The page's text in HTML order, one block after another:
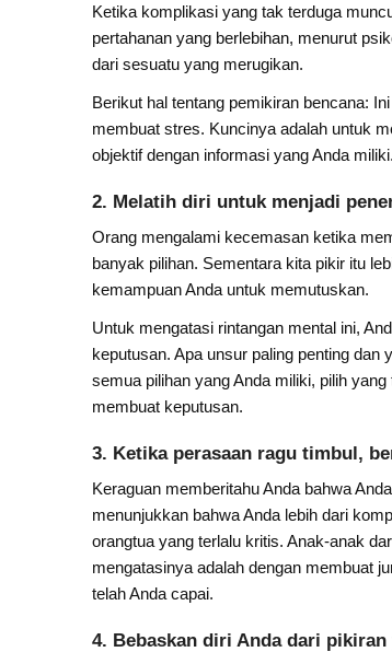
Ketika komplikasi yang tak terduga
pertahanan yang berlebihan, menurut
dari sesuatu yang merugikan.
Berikut hal tentang pemikiran bencana:
membuat stres. Kuncinya adalah untuk
objektif dengan informasi yang Anda
2. Melatih diri untuk menjadi
Orang mengalami kecemasan ketika
banyak pilihan. Sementara kita pikir itu
kemampuan Anda untuk memutuskan.
Untuk mengatasi rintangan mental ini,
keputusan. Apa unsur paling penting dan
semua pilihan yang Anda miliki, pilih
membuat keputusan.
3. Ketika perasaan ragu timbul,
Keraguan memberitahu Anda bahwa
menunjukkan bahwa Anda lebih dari
orangtua yang terlalu kritis. Anak-anak
mengatasinya adalah dengan membuat
telah Anda capai.
4. Bebaskan diri Anda dari